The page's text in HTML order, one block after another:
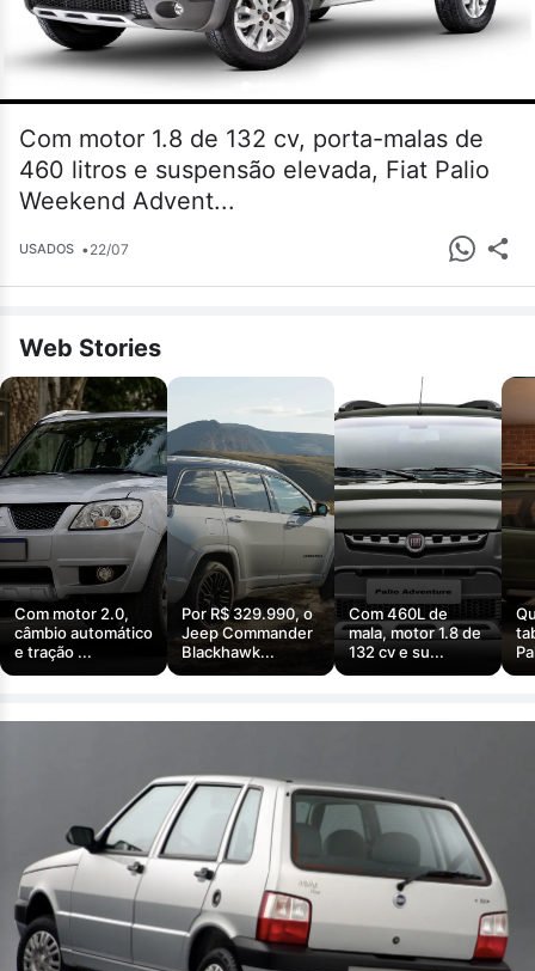
Com motor 1.8 de 132 cv, porta-malas de
460 litros e suspensão elevada, Fiat Palio
Weekend Advent...
USADOS •22/07
Web Stories
Com motor 2.0,
câmbio automático
e tração ...
Por R$ 329.990, o
Jeep Commander
Blackhawk...
Com 460L de
mala, motor 1.8 de
132 cv e su...